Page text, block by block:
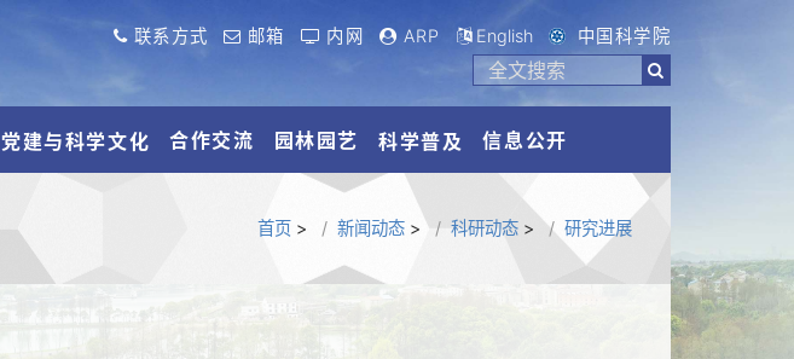
联系方式 邮箱 内网 ARP English 中国科学院
党建与科学文化 合作交流 园林园艺 科学普及 信息公开
首页> 新闻动态> 科研动态> 研究进展